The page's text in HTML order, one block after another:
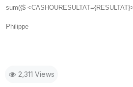
sum({$
Philippe
2,311 Views